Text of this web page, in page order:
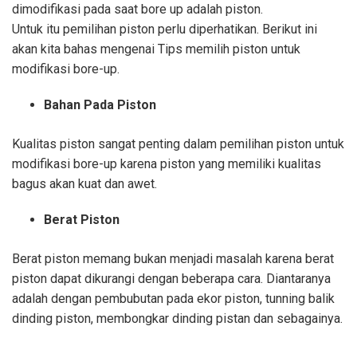
dimodifikasi pada saat bore up adalah piston.
Untuk itu pemilihan piston perlu diperhatikan. Berikut ini
akan kita bahas mengenai Tips memilih piston untuk
modifikasi bore-up.
Bahan Pada Piston
Kualitas piston sangat penting dalam pemilihan piston untuk
modifikasi bore-up karena piston yang memiliki kualitas
bagus akan kuat dan awet.
Berat Piston
Berat piston memang bukan menjadi masalah karena berat
piston dapat dikurangi dengan beberapa cara. Diantaranya
adalah dengan pembubutan pada ekor piston, tunning balik
dinding piston, membongkar dinding pistan dan sebagainya.